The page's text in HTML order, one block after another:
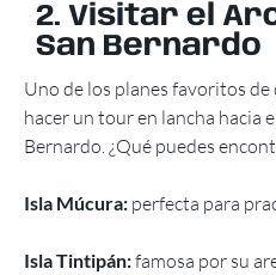
2. Visitar el
San Bernardo
Uno de los planes favoritos
hacer un tour en lancha hacia
Bernardo. ¿Qué puedes
Isla Múcura: perfecta para
Isla Tintipán:famosa por su